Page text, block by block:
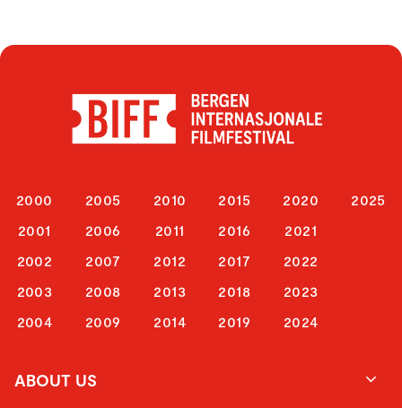
2000
2001
2002
2003
2004
2005
2006
2007
2008
2009
2010
2011
2012
2013
2014
2015
2016
2017
2018
2019
2020
2021
2022
2023
2024
2025
ABOUT US